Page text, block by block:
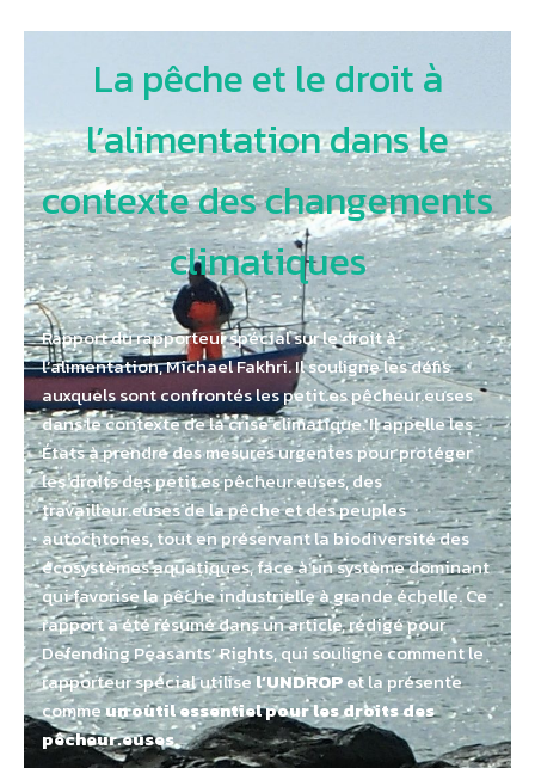
La pêche et le droit à
l’alimentation dans le
contexte des changements
climatiques
Rapport du rapporteur spécial sur le droit à
l’alimentation, Michael Fakhri. Il souligne les défis
auxquels sont confrontés les petit.es pêcheur.euses
dans le contexte de la crise climatique. Il appelle les
États à prendre des mesures urgentes pour protéger
les droits des petit.es pêcheur.euses, des
travailleur.euses de la pêche et des peuples
autochtones, tout en préservant la biodiversité des
écosystèmes aquatiques, face à un système dominant
qui favorise la pêche industrielle à grande échelle. Ce
rapport a été résumé dans un article, rédigé pour
Defending Peasants’ Rights, qui souligne comment le
rapporteur spécial utilisel’UNDROPet la présente
commeun outil essentiel pour les droits des
pêcheur.euses.